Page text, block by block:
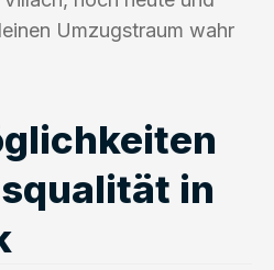
Umzugstraum wahr
in